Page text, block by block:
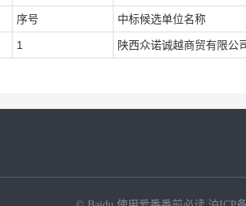
序号 中标候选单位名称
1 陕西众诺诚越商贸有限公